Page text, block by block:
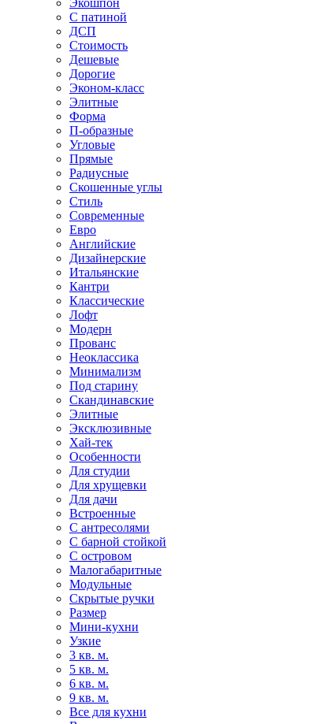
С патиной
ДСП
Стоимость
Дешевые
Дорогие
Эконом-класс
Элитные
Форма
П-образные
Угловые
Прямые
Радиусные
Скошенные углы
Стиль
Современные
Евро
Английские
Дизайнерские
Итальянские
Кантри
Классические
Лофт
Модерн
Прованс
Неоклассика
Минимализм
Под старину
Скандинавские
Элитные
Эксклюзивные
Хай-тек
Особенности
Для студии
Для хрущевки
Для дачи
Встроенные
С антресолями
С барной стойкой
С островом
Малогабаритные
Модульные
Скрытые ручки
Размер
Мини-кухни
Узкие
3 кв. м.
5 кв. м.
6 кв. м.
9 кв. м.
Все для кухни